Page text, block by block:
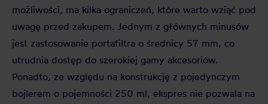
możliwości, ma kilka ograniczeń, które warto wziąć pod
uwagę przed zakupem. Jednym z głównych minusów
jest zastosowanie portafiltra o średnicy 57 mm, co
utrudnia dostęp do szerokiej gamy akcesoriów.
Ponadto, ze względu na konstrukcję z pojedynczym
bojlerem o pojemności 250 ml, ekspres nie pozwala na